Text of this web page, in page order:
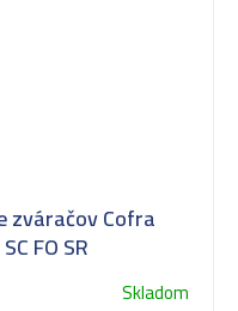
zváračov Cofra
FO SR
Skladom